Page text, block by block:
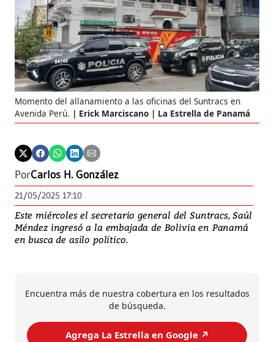
Momento del allanamiento a las oficinas del Suntracs en
Avenida Perú.
Erick Marciscano | La Estrella de Panamá
PorCarlos H. González
21/05/2025 17:10
Este miércoles el secretario general del Suntracs, Saúl
Méndez ingresó a la embajada de Bolivia en Panamá
en busca de asilo político.
Encuentra más de nuestra cobertura en los resultados
de búsqueda.
Agrega La Estrella en Google ↗️